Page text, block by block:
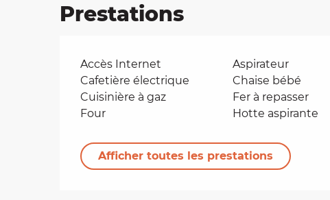
Prestations
Accès Internet Aspirateur
Cafetière électrique
Chaise bébé
Cuisinière à gaz
Fer à repasser
Four
Hotte aspirante
Afficher toutes les prestations